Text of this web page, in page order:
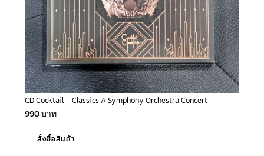
CD Cocktail – Classics A Symphony Orchestra Concert
990บาท
สั่งซื้อสินค้า